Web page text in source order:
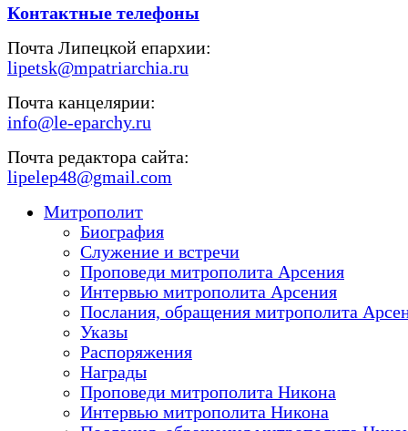
Контактные телефоны
Почта Липецкой епархии:
lipetsk@mpatriarchia.ru
Почта канцелярии:
info@le-eparchy.ru
Почта редактора сайта:
lipelep48@gmail.com
Митрополит
Биография
Служение и встречи
Проповеди митрополита Арсения
Интервью митрополита Арсения
Послания, обращения митрополита
Указы
Распоряжения
Награды
Проповеди митрополита Никона
Интервью митрополита Никона